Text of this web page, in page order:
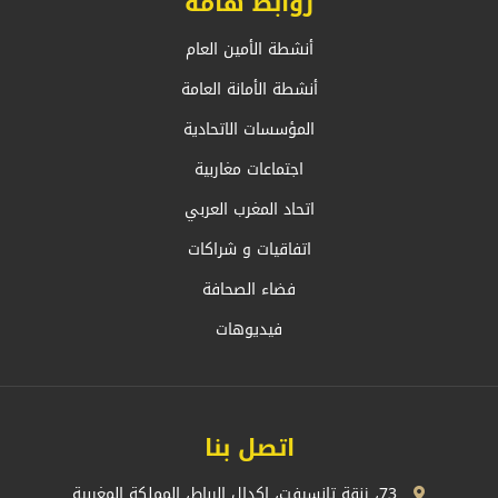
أنشطة الأمين العام
أنشطة الأمانة العامة
المؤسسات الاتحادية
اجتماعات مغاربية
اتحاد المغرب العربي
اتفاقيات و شراكات
فضاء الصحافة
فيديوهات
اتصل بنا